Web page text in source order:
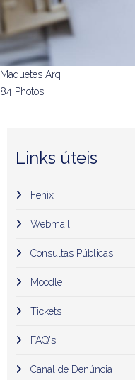
Maquetes Arq
84 Photos
Links úteis
Fenix
Webmail
Consultas Públicas
Moodle
Tickets
FAQ's
Canal de Denúncia